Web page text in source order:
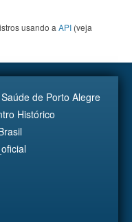
usando a API (veja
de Porto Alegre
Histórico